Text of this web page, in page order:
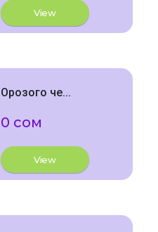
View
Орозого че...
0 сом
View